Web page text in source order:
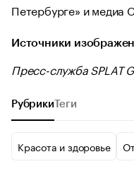
Петербурге» и медиа
Источники
Пресс-служба SPLAT
Рубрики Теги
Красота и здоровье